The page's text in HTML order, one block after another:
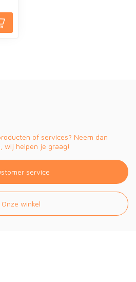
of services? Neem dan
wij helpen je graag!
service
Onze winkel